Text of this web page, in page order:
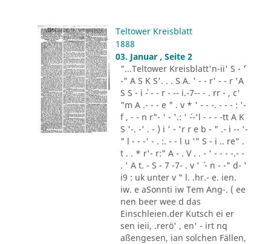
Teltower Kreisblatt
1888
03. Januar , Seite 2
"...Teltower Kreisblatt'n-ii' S - ´'
-" A S K S'. . . S A. ' - - r' - - r 'A
S S - i ´- - - r - -- i.-7-- - . rr - , c'
"m A .- - - e " . v * ' - - -. - - - : '-
f , - - n r"- ' - '.: ' ´--'l - - - -tt A K
S '-. -' . - ) i ' - 'r r e b - " .- i -- '-
" l - - -' - . :. - - l u '" S - i .. re" .
t . . * r'- r:" A - . V . . - ' - - - -.- -
. ' A t. - S - 7 -7- . v ' ´ - n - -" d- '
i9 : uk unter v " l. .hr.- e. ien.
iw. e aSonnti iw Tem Ang-. ( ee
nen beer wee d das
Einschleien.der Kutsch ei er
sen ieii, .rerö' , en' - irt nq
aßengesen, ian solchen Fällen,